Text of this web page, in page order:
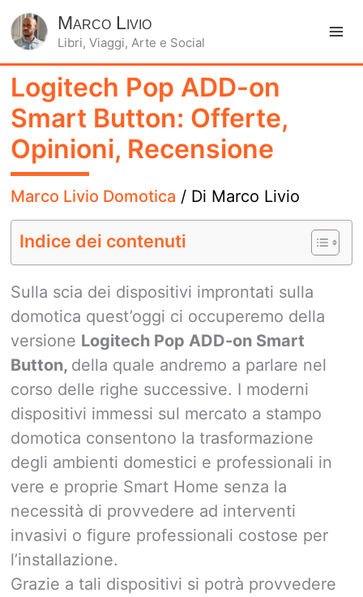
Marco Livio
Libri, Viaggi, Arte e Social
Logitech Pop ADD-on
Smart Button: Offerte,
Opinioni, Recensione
Marco Livio Domotica / Di Marco Livio
Indice dei contenuti
Sulla scia dei dispositivi improntati sulla
domotica quest’oggi ci occuperemo della
versione Logitech Pop ADD-on Smart
Button, della quale andremo a parlare nel
corso delle righe successive. I moderni
dispositivi immessi sul mercato a stampo
domotica consentono la trasformazione
degli ambienti domestici e professionali in
vere e proprie Smart Home senza la
necessità di provvedere ad interventi
invasivi o figure professionali costose per
l’installazione.
Grazie a tali dispositivi si potrà provvedere